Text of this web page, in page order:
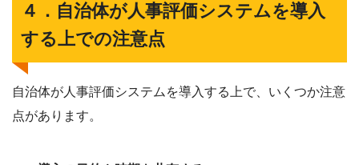
４．自治体が人事評価システムを導入
する上での注意点
自治体が人事評価システムを導入する上で、いくつか注意
点があります。